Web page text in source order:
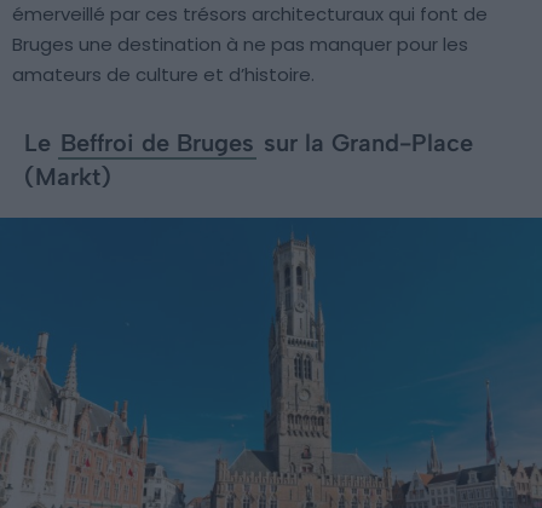
émerveillé par ces trésors architecturaux qui font de
Bruges une destination à ne pas manquer pour les
amateurs de culture et d’histoire.
Le Beffroi de Bruges sur la Grand-Place
(Markt)